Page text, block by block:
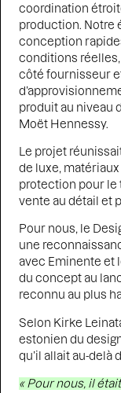
coordination
production. Notre
conception
conditions
côté fournisseur
produit au niveau
Moët Hennessy.
Le projet
de luxe,
protection pour le
vente au détail et
Pour nous, le
une
avec Eminente et
du concept au
reconnu au plus
Selon Kirke
estonien du
qu’il allait au-delà
« Pour nous, il